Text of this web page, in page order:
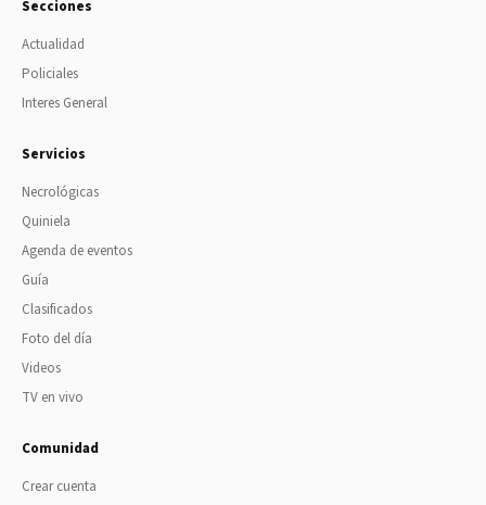
Secciones
Actualidad
Policiales
Interes General
Servicios
Necrológicas
Quiniela
Agenda de eventos
Guía
Clasificados
Foto del día
Videos
TV en vivo
Comunidad
Crear cuenta